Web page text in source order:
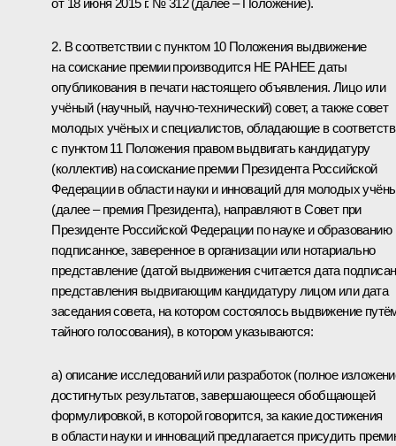
2. В соответствии с пунктом 10 Положения выдвижение
на соискание премии производится НЕ РАНЕЕ даты
опубликования в печати настоящего объявления. Лицо или
учёный (научный, научно-технический) совет, а также совет
молодых учёных и специалистов, обладающие в
с пунктом 11 Положения правом выдвигать кандидатуру
(коллектив) на соискание премии Президента Российской
Федерации в области науки и инноваций для молодых
(далее – премия Президента), направляют в Совет при
Президенте Российской Федерации по науке и образованию
подписанное, заверенное в организации или нотариально
представление (датой выдвижения считается дата
представления выдвигающим кандидатуру лицом или дата
заседания совета, на котором состоялось выдвижение
тайного голосования), в котором указываются:
а) описание исследований или разработок (полное
достигнутых результатов, завершающееся обобщающей
формулировкой, в которой говорится, за какие достижения
в области науки и инноваций предлагается присудить